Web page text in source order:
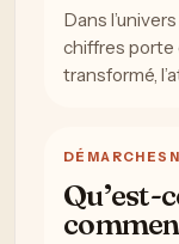
Dans
chiffres porte
transformé,
DÉMARCHES
Qu’est-